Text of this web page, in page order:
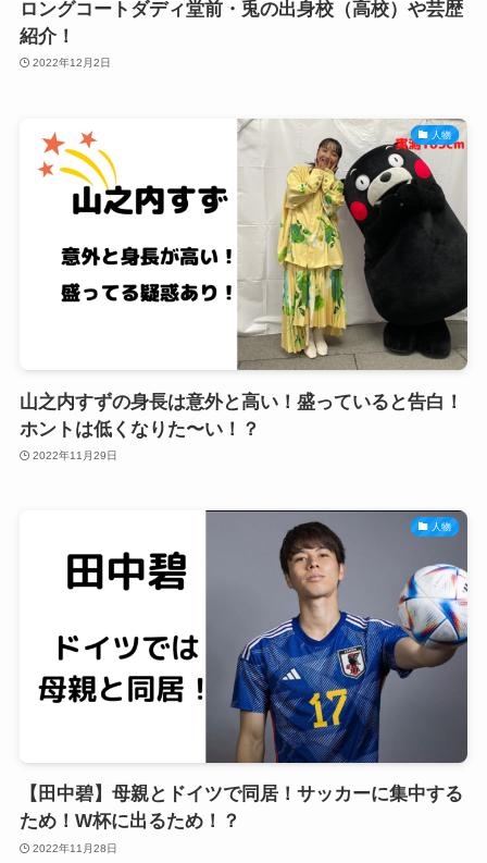
ロングコートダディ堂前・兎の出身校（高校）や芸歴
紹介！
2022年12月2日
人物
山之内すずの身長は意外と高い！盛っていると告白！
ホントは低くなりた〜い！？
2022年11月29日
人物
【田中碧】母親とドイツで同居！サッカーに集中する
ため！W杯に出るため！？
2022年11月28日